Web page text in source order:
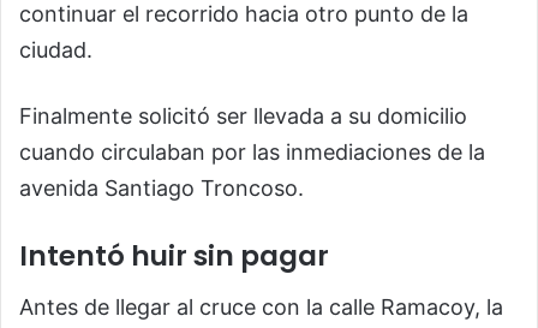
continuar el recorrido hacia otro punto de la
ciudad.
Finalmente solicitó ser llevada a su domicilio
cuando circulaban por las inmediaciones de la
avenida Santiago Troncoso.
Intentó huir sin pagar
Antes de llegar al cruce con la calle Ramacoy, la